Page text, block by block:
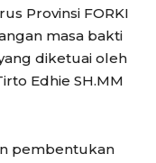
Provinsi FORKI
masa bakti
diketuai oleh
Edhie SH.MM
pembentukan